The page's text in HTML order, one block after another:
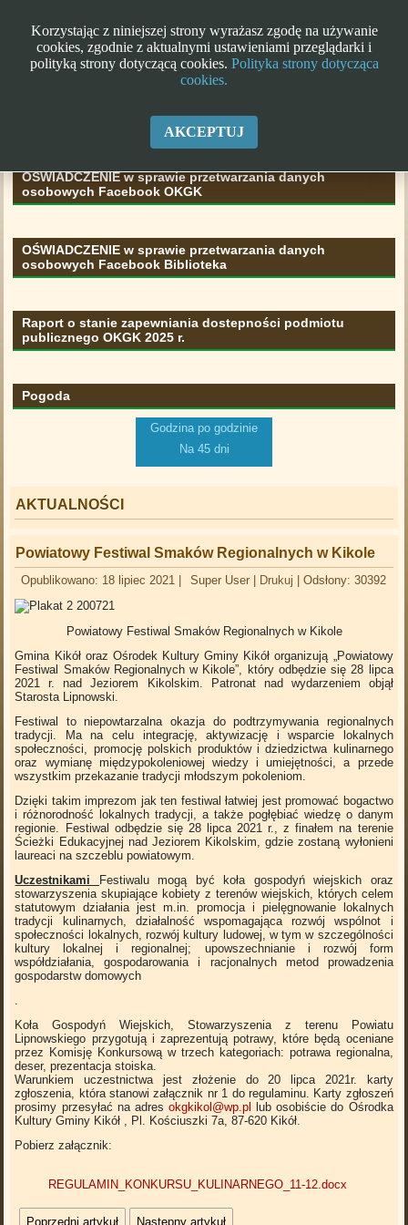
Klauzula informacyjna RODO
OŚWIADCZENIE w sprawie przetwarzania danych
osobowych Facebook OKGK
OŚWIADCZENIE w sprawie przetwarzania danych
osobowych Facebook Biblioteka
Raport o stanie zapewniania dostepności podmiotu
publicznego OKGK 2025 r.
Pogoda
Godzina po godzinie
Na 45 dni
AKTUALNOŚCI
Powiatowy Festiwal Smaków Regionalnych w Kikole
Opublikowano: 18 lipiec 2021 Super User Drukuj |Odsłony: 30392
Powiatowy Festiwal Smaków Regionalnych w Kikole
Gmina Kikół oraz Ośrodek Kultury Gminy Kikół organizują „Powiatowy
Festiwal Smaków Regionalnych w Kikole”, który odbędzie się 28 lipca
2021 r. nad Jeziorem Kikolskim. Patronat nad wydarzeniem objął
Starosta Lipnowski.
Festiwal to niepowtarzalna okazja do podtrzymywania regionalnych
tradycji. Ma na celu integrację, aktywizację i wsparcie lokalnych
społeczności, promocję polskich produktów i dziedzictwa kulinarnego
oraz wymianę międzypokoleniowej wiedzy i umiejętności, a przede
wszystkim przekazanie tradycji młodszym pokoleniom.
Dzięki takim imprezom jak ten festiwal łatwiej jest promować bogactwo
i różnorodność lokalnych tradycji, a także pogłębiać wiedzę o danym
regionie. Festiwal odbędzie się 28 lipca 2021 r., z finałem na terenie
Ścieżki Edukacyjnej nad Jeziorem Kikolskim, gdzie zostaną wyłonieni
laureaci na szczeblu powiatowym.
Uczestnikami
Festiwalu mogą być koła gospodyń wiejskich oraz
stowarzyszenia skupiające kobiety z terenów wiejskich, których celem
statutowym działania jest m.in. promocja i pielęgnowanie lokalnych
tradycji kulinarnych, działalność wspomagająca rozwój wspólnot i
społeczności lokalnych, rozwój kultury ludowej, w tym w szczególności
kultury lokalnej i regionalnej; upowszechnianie i rozwój form
współdziałania, gospodarowania i racjonalnych metod prowadzenia
gospodarstw domowych
.
Koła Gospodyń Wiejskich, Stowarzyszenia z terenu Powiatu
Lipnowskiego przygotują i zaprezentują potrawy, które będą oceniane
przez Komisję Konkursową w trzech kategoriach: potrawa regionalna,
deser, prezentacja stoiska.
Warunkiem uczestnictwa jest złożenie do 20 lipca 2021r. karty
zgłoszenia, która stanowi załącznik nr 1 do regulaminu. Karty zgłoszeń
prosimy przesyłać na adres okgkikol@wp.pl
lub osobiście do Ośrodka
Kultury Gminy Kikół , Pl. Kościuszki 7a, 87-620 Kikół.
Pobierz załącznik:
REGULAMIN_KONKURSU_KULINARNEGO_11-12.docx
Poprzedni artykuł Następny artykuł
Korzystając z niniejszej strony wyrażasz zgodę na używanie
cookies, zgodnie z aktualnymi ustawieniami przeglądarki i
polityką strony dotyczącą cookies. Polityka strony dotycząca
cookies.
AKCEPTUJ